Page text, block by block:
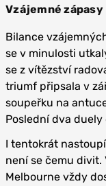
Vzájemné zápasy
Bilance
se v minulosti
se z vítězství
triumf připsala v
soupeřku na
Poslední dva duely
I tentokrát
není se čemu
Melbourne vždy